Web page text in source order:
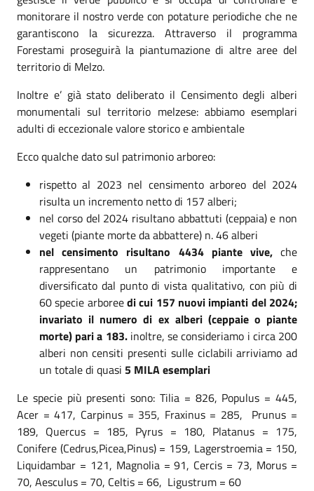
monitorare il nostro verde con potature periodiche che ne
garantiscono la sicurezza. Attraverso il programma
Forestami proseguirà la piantumazione di altre aree del
territorio di Melzo.
Inoltre e’ già stato deliberato il Censimento degli alberi
monumentali sul territorio melzese: abbiamo esemplari
adulti di eccezionale valore storico e ambientale
Ecco qualche dato sul patrimonio arboreo:
rispetto al 2023 nel censimento arboreo del 2024
risulta un incremento netto di 157 alberi;
nel corso del 2024 risultano abbattuti (ceppaia) e non
vegeti (piante morte da abbattere) n. 46 alberi
nel censimento risultano 4434 piante vive, che
rappresentano un patrimonio importante e
diversificato dal punto di vista qualitativo, con più di
60 specie arboreedi cui 157 nuovi impianti del 2024;
invariato il numero di ex alberi (ceppaie o piante
morte) pari a 183. inoltre, se consideriamo i circa 200
alberi non censiti presenti sulle ciclabili arriviamo ad
un totale di quasi 5 MILA esemplari
Le specie più presenti sono: Tilia = 826, Populus = 445,
Acer = 417, Carpinus = 355, Fraxinus = 285, Prunus =
189, Quercus = 185, Pyrus = 180, Platanus = 175,
Conifere (Cedrus,Picea,Pinus) = 159, Lagerstroemia = 150,
Liquidambar = 121, Magnolia = 91, Cercis = 73, Morus =
70, Aesculus = 70, Celtis = 66, Ligustrum = 60